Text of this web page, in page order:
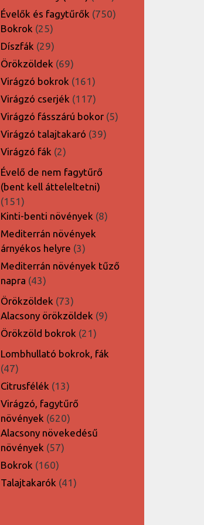
termék
Évelők és fagytűrők 750750
Bokrok 2525
termék
Díszfák 2929
termék
Örökzöldek 6969
termék
Virágzó bokrok 161161
termék
Virágzó cserjék 117117
termék
Virágzó fásszárú bokor 55
Virágzó talajtakaró 3939
Virágzó fák 22
termék
Évelő de nem fagytűrő
(bent kell átteleltetni)
151151
termék
Kinti-benti növények 88
Mediterrán növények
árnyékos helyre 33
termék
Mediterrán növények tűző
napra 4343
termék
Örökzöldek 7373
termék
Alacsony örökzöldek 99
Örökzöld bokrok 2121
termék
Lombhullató bokrok, fák
4747
termék
Citrusfélék 1313
termék
Virágzó, fagytűrő
növények 620620
termék
Alacsony növekedésű
növények 5757
Bokrok 160160
termék
Talajtakarók 4141